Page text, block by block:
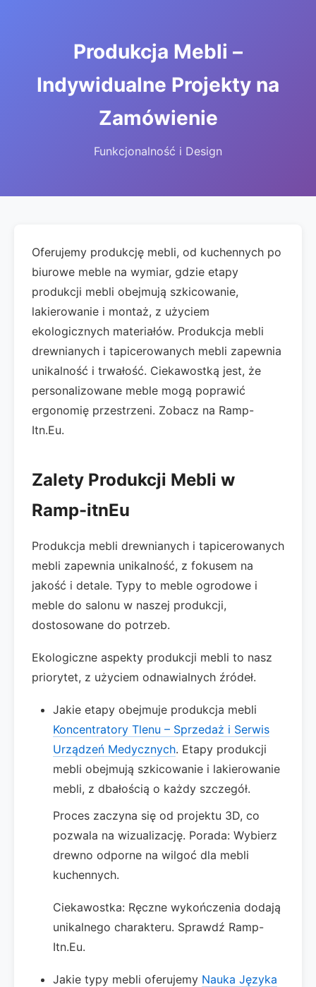
Produkcja Mebli –
Indywidualne Projekty na
Zamówienie
Funkcjonalność i Design
Oferujemy produkcję mebli, od kuchennych po
biurowe meble na wymiar, gdzie etapy
produkcji mebli obejmują szkicowanie,
lakierowanie i montaż, z użyciem
ekologicznych materiałów. Produkcja mebli
drewnianych i tapicerowanych mebli zapewnia
unikalność i trwałość. Ciekawostką jest, że
personalizowane meble mogą poprawić
ergonomię przestrzeni. Zobacz na Ramp-
Itn.Eu.
Zalety Produkcji Mebli w
Ramp-itnEu
Produkcja mebli drewnianych i tapicerowanych
mebli zapewnia unikalność, z fokusem na
jakość i detale. Typy to meble ogrodowe i
meble do salonu w naszej produkcji,
dostosowane do potrzeb.
Ekologiczne aspekty produkcji mebli to nasz
priorytet, z użyciem odnawialnych źródeł.
Jakie etapy obejmuje produkcja mebli
Koncentratory Tlenu – Sprzedaż i Serwis
Urządzeń Medycznych. Etapy produkcji
mebli obejmują szkicowanie i lakierowanie
mebli, z dbałością o każdy szczegół.
Proces zaczyna się od projektu 3D, co
pozwala na wizualizację. Porada: Wybierz
drewno odporne na wilgoć dla mebli
kuchennych.
Ciekawostka: Ręczne wykończenia dodają
unikalnego charakteru. Sprawdź Ramp-
Itn.Eu.
Jakie typy mebli oferujemy Nauka Języka